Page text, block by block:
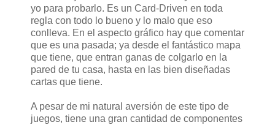
yo para probarlo. Es un Card-Driven en toda
regla con todo lo bueno y lo malo que eso
conlleva. En el aspecto gráfico hay que comentar
que es una pasada; ya desde el fantástico mapa
que tiene, que entran ganas de colgarlo en la
pared de tu casa, hasta en las bien diseñadas
cartas que tiene.
A pesar de mi natural aversión de este tipo de
juegos, tiene una gran cantidad de componentes